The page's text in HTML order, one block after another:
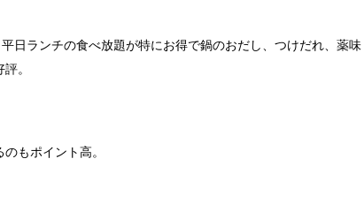
日ランチの食べ放題が特にお得で鍋のおだし、つけだれ、薬味
。
もポイント高。